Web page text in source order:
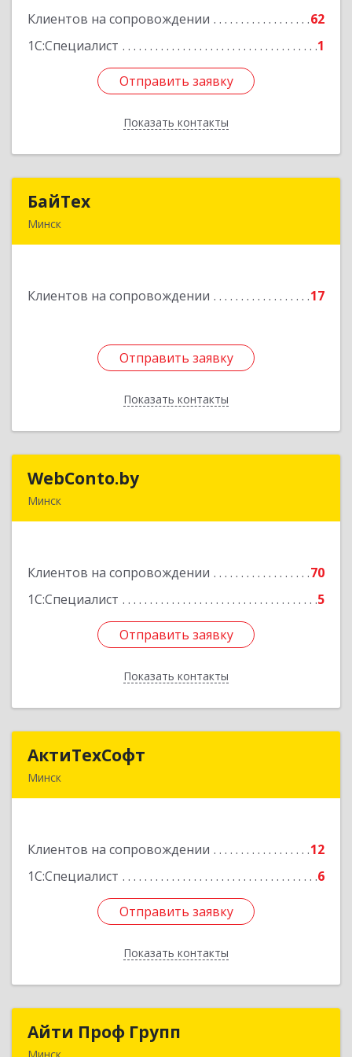
Клиентов на сопровождении
62
1С:Специалист
1
Отправить заявку
Показать контакты
Подробнее
Отправить заявку
Назад
БайТех
Минск
Клиентов на сопровождении 17
Отправить заявку
Показать контакты
Подробнее
Отправить заявку
Назад
WebConto.by
Минск
Клиентов на сопровождении
70
1С:Специалист
5
Отправить заявку
Показать контакты
Отправить заявку
Назад
АктиТехСофт
Минск
Клиентов на сопровождении
12
1С:Специалист
6
Отправить заявку
Показать контакты
Подробнее
Отправить заявку
Назад
Айти Проф ГруппАйти Проф Групп